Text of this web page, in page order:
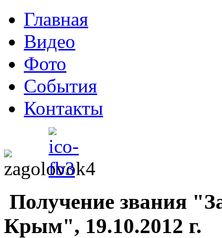
Главная
Видео
Фото
События
Контакты
Получение звания
Крым", 19.10.2012 г.